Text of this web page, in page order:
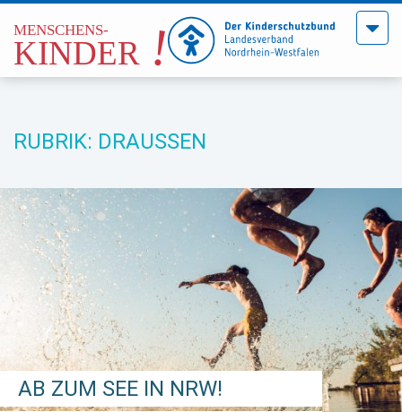
Menü
RUBRIK: DRAUSSEN
AB ZUM SEE IN NRW!